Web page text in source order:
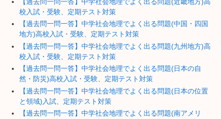
校入試・受験、定期テスト対策
【過去問一問一答】中学社会地理でよく出る問題(中国・四国
地方)高校入試・受験、定期テスト対策
【過去問一問一答】中学社会地理でよく出る問題(九州地方)高
校入試・受験、定期テスト対策
【過去問一問一答】中学社会地理でよく出る問題(日本の自
然・防災)高校入試・受験、定期テスト対策
【過去問一問一答】中学社会地理でよく出る問題(日本の位置
と領域)入試、定期テスト対策
【過去問一問一答】中学社会地理でよく出る問題(南アメリ